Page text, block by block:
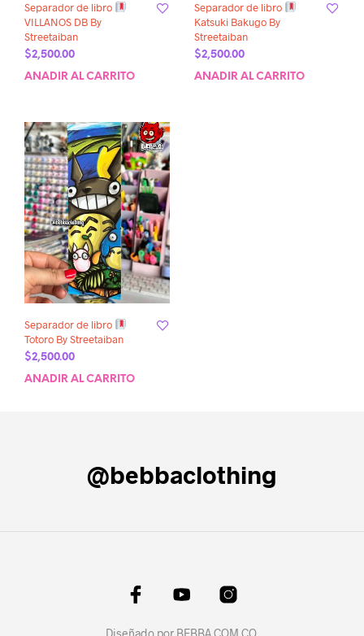
Separador de libro
VILLANOS DB By
Streetaiban
$2,500.00
AÑADIR AL CARRITO
Separador de libro
Katsuki Bakugo By
Streetaiban
$2,500.00
AÑADIR AL CARRITO
Separador de libro
Totoro By Streetaiban
$2,500.00
AÑADIR AL CARRITO
@bebbaclothing
Diseñado por BEBBA.COM.CO.